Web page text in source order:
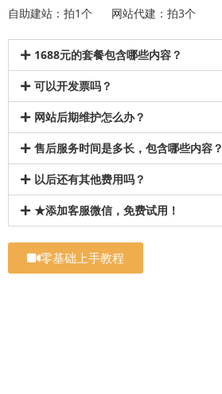
自助建站：拍1个 网站代建：拍3个
1688元的套餐包含哪些内容？
可以开发票吗？
网站后期维护怎么办？
售后服务时间是多长，包含哪些内容？
以后还有其他费用吗？
★添加客服微信，免费试用！
零基础上手教程